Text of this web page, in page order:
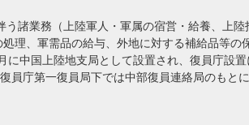
諸業務（上陸軍人・軍属の宿営・給養、上陸
理、軍需品の給与、外地に対する補給品等の
中国上陸地支局として設置され、復員庁設
庁第一復員局下では中部復員連絡局のもとに